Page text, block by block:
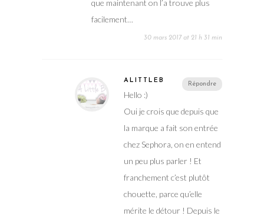
que maintenant on l’a trouve plus
facilement…
30 mars 2017 at 21 h 31 min
Répondre
ALITTLEB
Hello :)
Oui je crois que depuis que
la marque a fait son entrée
chez Sephora, on en entend
un peu plus parler ! Et
franchement c’est plutôt
chouette, parce qu’elle
mérite le détour ! Depuis le